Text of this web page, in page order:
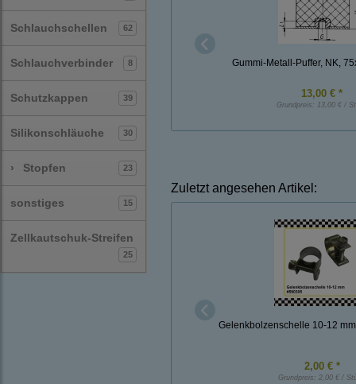
Schlauchschellen 62
Schlauchverbinder 8
Schutzkappen 39
Silikonschläuche 30
› Stopfen 23
sonstiges 15
Zellkautschuk-Streifen
25
Gummi-Metall-Puffer, NK,
13,00 € *
Grundpreis: 13,00 € /
Zuletzt angesehen Artikel:
Gelenkbolzenschelle 10-12
2,00 € *
Grundpreis: 2,00 € /